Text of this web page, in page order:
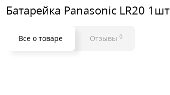
Батарейка Panasonic LR20 1шт
Все о товаре Отзывы 0